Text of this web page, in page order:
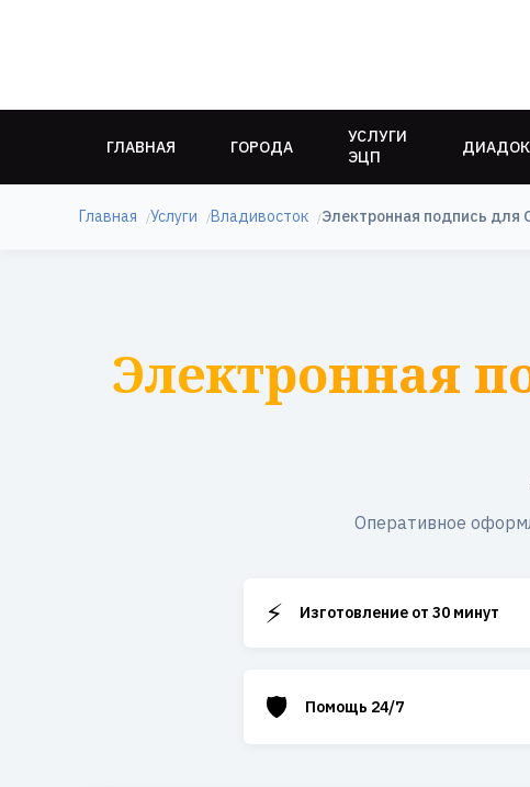
ГЛАВНАЯ ГОРОДА
УСЛУГИ
ЭЦП
ДИАДОК
Главная Услуги Владивосток Электронная подпись для
Электронная
Оперативное
⚡ Изготовление от 30 минут
🛡️ Помощь 24/7